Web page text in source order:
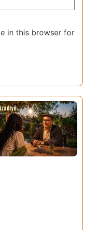
in this browser for